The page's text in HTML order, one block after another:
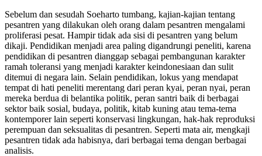
Sebelum dan sesudah Soeharto tumbang, kajian-kajian tentang
pesantren yang dilakukan oleh orang dalam pesantren mengalami
proliferasi pesat. Hampir tidak ada sisi di pesantren yang belum
dikaji. Pendidikan menjadi area paling digandrungi peneliti, karena
pendidikan di pesantren dianggap sebagai pembangunan karakter
ramah toleransi yang menjadi karakter keindonesiaan dan sulit
ditemui di negara lain. Selain pendidikan, lokus yang mendapat
tempat di hati peneliti merentang dari peran kyai, peran nyai, peran
mereka berdua di belantika politik, peran santri baik di berbagai
sektor baik sosial, budaya, politik, kitab kuning atau tema-tema
kontemporer lain seperti konservasi lingkungan, hak-hak reproduksi
perempuan dan seksualitas di pesantren. Seperti mata air, mengkaji
pesantren tidak ada habisnya, dari berbagai tema dengan berbagai
analisis.